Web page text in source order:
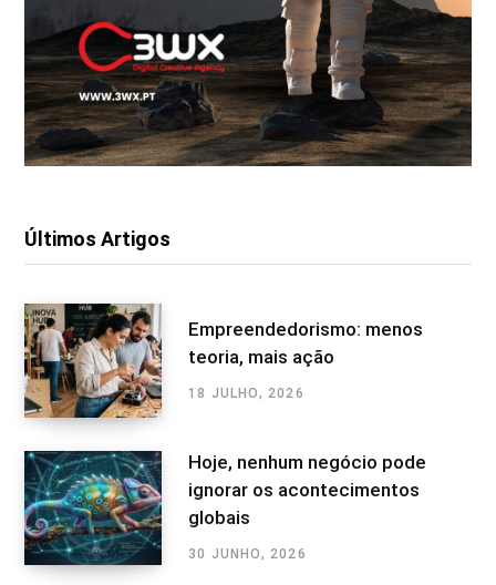
Últimos Artigos
Empreendedorismo: menos
teoria, mais ação
18 JULHO, 2026
Hoje, nenhum negócio pode
ignorar os acontecimentos
globais
30 JUNHO, 2026